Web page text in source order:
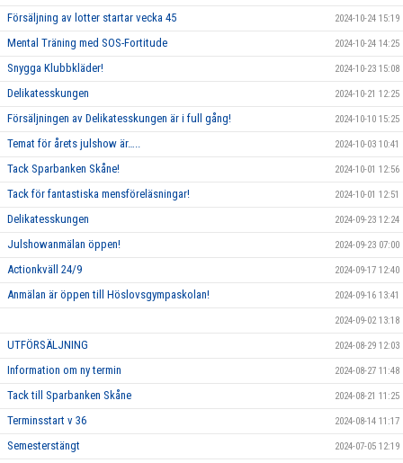
Försäljning av lotter startar vecka 45 2024-10-24 15:19
Mental Träning med SOS-Fortitude 2024-10-24 14:25
Snygga Klubbkläder! 2024-10-23 15:08
Delikatesskungen 2024-10-21 12:25
Försäljningen av Delikatesskungen är i full gång! 2024-10-10 15:25
Temat för årets julshow är….. 2024-10-03 10:41
Tack Sparbanken Skåne! 2024-10-01 12:56
Tack för fantastiska mensföreläsningar! 2024-10-01 12:51
Delikatesskungen 2024-09-23 12:24
Julshowanmälan öppen! 2024-09-23 07:00
Actionkväll 24/9 2024-09-17 12:40
Anmälan är öppen till Höslovsgympaskolan! 2024-09-16 13:41
2024-09-02 13:18
UTFÖRSÄLJNING 2024-08-29 12:03
Information om ny termin 2024-08-27 11:48
Tack till Sparbanken Skåne 2024-08-21 11:25
Terminsstart v 36 2024-08-14 11:17
Semesterstängt 2024-07-05 12:19